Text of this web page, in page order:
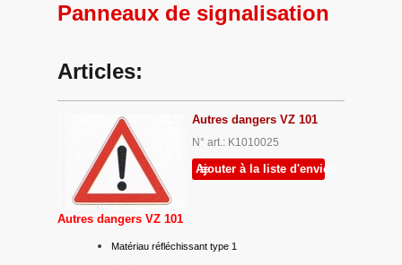
Panneaux de signalisation
Articles:
Autres dangers VZ 101
N° art.: K1010025
Ajouter à la liste d'envies
Autres dangers VZ 101
Matériau réfléchissant type 1